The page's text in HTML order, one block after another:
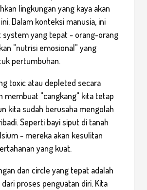
lingkungan yang kaya akan
Dalam konteksi manusia, ini
system yang tepat - orang-orang
"nutrisi emosional" yang
pertumbuhan.
toxic atau depleted secara
membuat "cangkang" kita tetap
kita sudah berusaha mengolah
Seperti bayi siput di tanah
- mereka akan kesulitan
yang kuat.
dan circle yang tepat adalah
proses penguatan diri. Kita